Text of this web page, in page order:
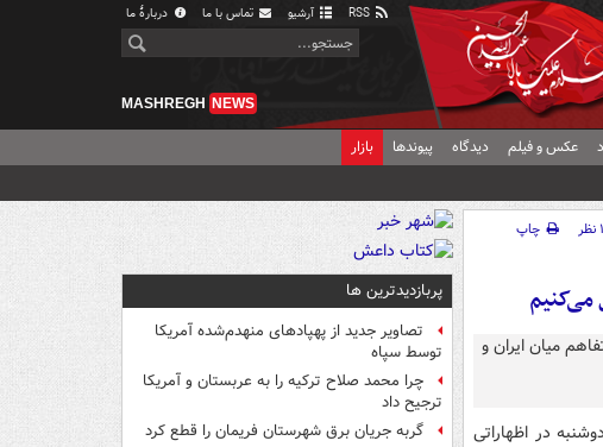
آرشیو تماس با ما دربارهٔ ما
MASHREGH NEWS
عکس و فیلم دیدگاه پیوندها بازار
۱ نظر
چاپ
می‌کنیم
در اظهاراتی
پربازدیدترین ها
تصاویر جدید از پهپادهای منهدم‌شده آمریکا
توسط سپاه
چرا محمد صلاح ترکیه را به عربستان و آمریکا
ترجیح داد
گربه جریان برق شهرستان فریمان را قطع کرد